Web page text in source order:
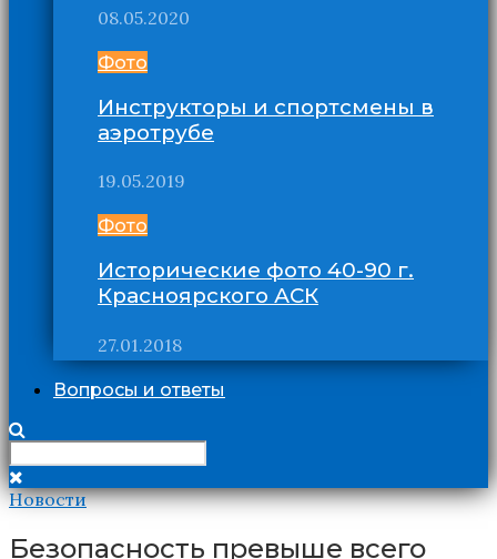
08.05.2020
Фото
Инструкторы и спортсмены в
аэротрубе
19.05.2019
Фото
Исторические фото 40-90 г.
Красноярского АСК
27.01.2018
Вопросы и ответы
Новости
Безопасность превыше всего